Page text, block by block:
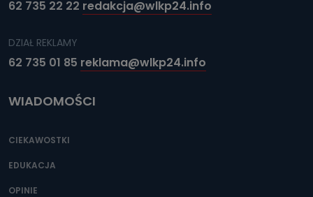
62 735 22 22 redakcja@wlkp24.info
DZIAŁ REKLAMY
62 735 01 85 reklama@wlkp24.info
WIADOMOŚCI
CIEKAWOSTKI
EDUKACJA
OPINIE